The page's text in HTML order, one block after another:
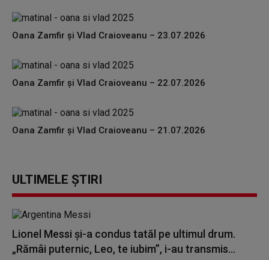
Oana Zamfir și Vlad Craioveanu – 23.07.2026
Oana Zamfir și Vlad Craioveanu – 22.07.2026
Oana Zamfir și Vlad Craioveanu – 21.07.2026
ULTIMELE ȘTIRI
Lionel Messi şi-a condus tatăl pe ultimul drum.
„Rămâi puternic, Leo, te iubim”, i-au transmis...